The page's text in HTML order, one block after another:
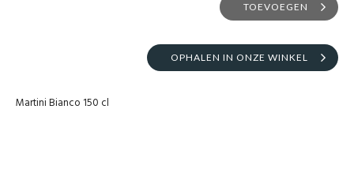
TOEVOEGEN
OPHALEN IN ONZE WINKEL
Martini Bianco 150 cl